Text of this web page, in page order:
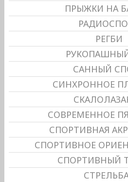
ПРЫЖКИ НА
РЕГБИ
САННЫЙ
СИНХРОННОЕ
СОВРЕМЕННОЕ
СПОРТИВНАЯ
СПОРТИВНОЕ
СПОРТИВНЫЙ